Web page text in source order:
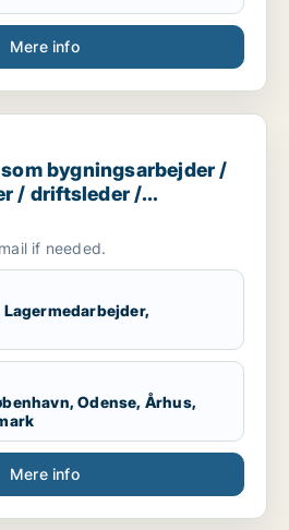
Mere info
bygningsarbejder /
bygningsarbejder /
/ driftsleder /
if needed.
Odense, Århus,
Mere info